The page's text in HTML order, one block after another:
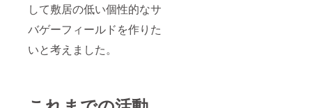
して敷居の低い個性的なサ
バゲーフィールドを作りた
いと考えました。